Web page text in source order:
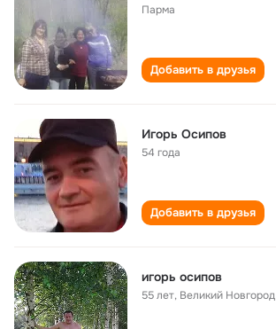
Парма
Добавить в друзья
Игорь Осипов
54 года
Добавить в друзья
игорь осипов
55 лет, Великий Новгород